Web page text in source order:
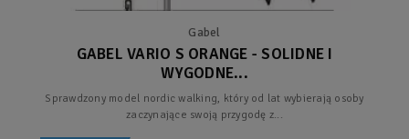
Gabel
GABEL VARIO S ORANGE - SOLIDNE I
WYGODNE...
Sprawdzony model nordic walking, który od lat wybierają osoby
zaczynające swoją przygodę z...